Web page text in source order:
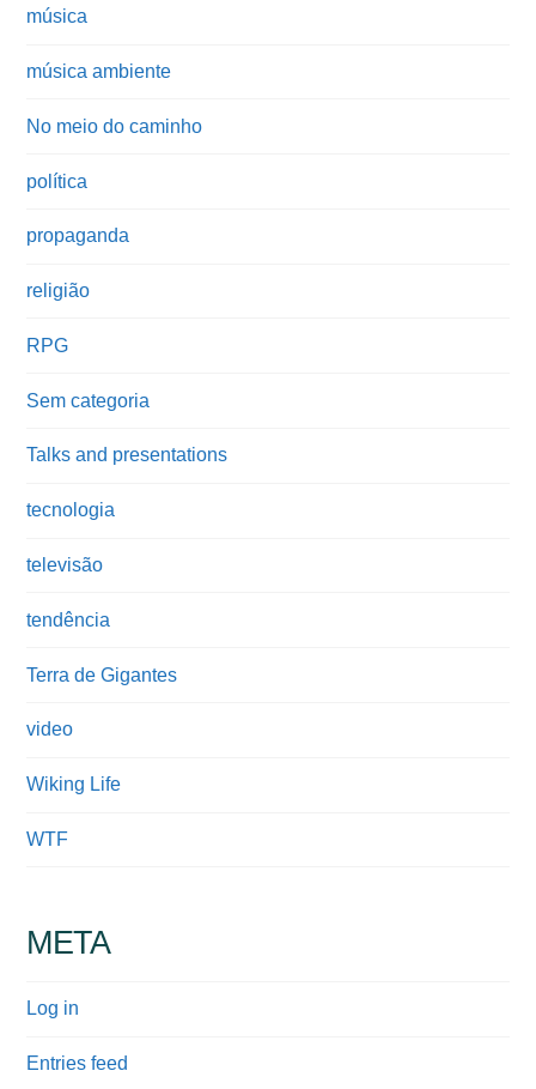
música
música ambiente
No meio do caminho
política
propaganda
religião
RPG
Sem categoria
Talks and presentations
tecnologia
televisão
tendência
Terra de Gigantes
video
Wiking Life
WTF
META
Log in
Entries feed